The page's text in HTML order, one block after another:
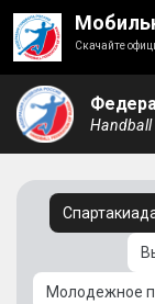
Скачайте
Handball
Молодежное